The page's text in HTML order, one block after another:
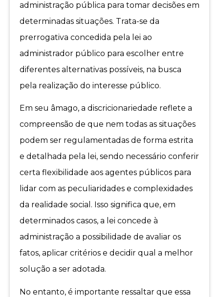
administração pública para tomar decisões em
determinadas situações. Trata-se da
prerrogativa concedida pela lei ao
administrador público para escolher entre
diferentes alternativas possíveis, na busca
pela realização do interesse público.
Em seu âmago, a discricionariedade reflete a
compreensão de que nem todas as situações
podem ser regulamentadas de forma estrita
e detalhada pela lei, sendo necessário conferir
certa flexibilidade aos agentes públicos para
lidar com as peculiaridades e complexidades
da realidade social. Isso significa que, em
determinados casos, a lei concede à
administração a possibilidade de avaliar os
fatos, aplicar critérios e decidir qual a melhor
solução a ser adotada.
No entanto, é importante ressaltar que essa